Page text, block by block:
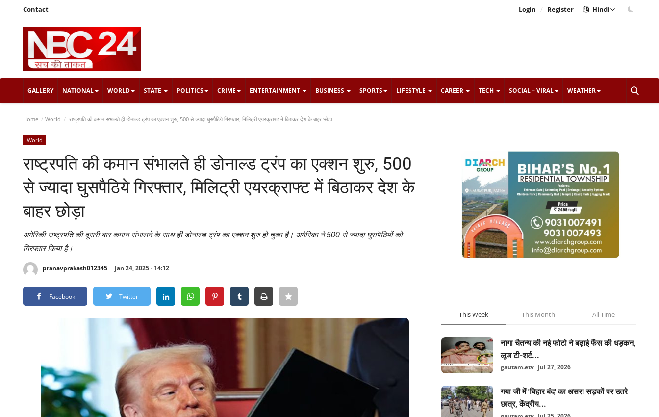
Contact Login / Register Hindi
GALLERY NATIONAL WORLD STATE POLITICS CRIME ENTERTAINMENT BUSINESS SPORTS LIFESTYLE CAREER TECH SOCIAL – VIRAL WEATHER
Home World राष्ट्रपति की कमान संभालते ही डोनाल्ड ट्रंप का एक्शन शुरु, 500 से ज्यादा घुसपैठिये गिरफ्तार, मिलिट्री एयरक्राफ्ट में बिठाकर देश के बाहर छोड़ा
World
राष्ट्रपति की कमान संभालते ही डोनाल्ड ट्रंप का एक्शन शुरु, 500
से ज्यादा घुसपैठिये गिरफ्तार, मिलिट्री एयरक्राफ्ट में बिठाकर देश के
बाहर छोड़ा
अमेरिकी राष्ट्रपति की दूसरी बार कमान संभालने के साथ ही डोनाल्ड ट्रंप का एक्शन शुरु हो चुका है। अमेरिका ने 500 से ज्यादा घुसपैठियों को
गिरफ्तार किया है।
pranavprakash012345 Jan 24, 2025 - 14:12
Facebook Twitter
This Week This Month All Time
नागा चैतन्य की नई फोटो ने बढ़ाई फैंस की धड़कन,
लूज टी-शर्ट...
gautam.etv Jul 27, 2026
गया जी में 'बिहार बंद' का असर! सड़कों पर उतरे
छात्र, केंद्रीय...